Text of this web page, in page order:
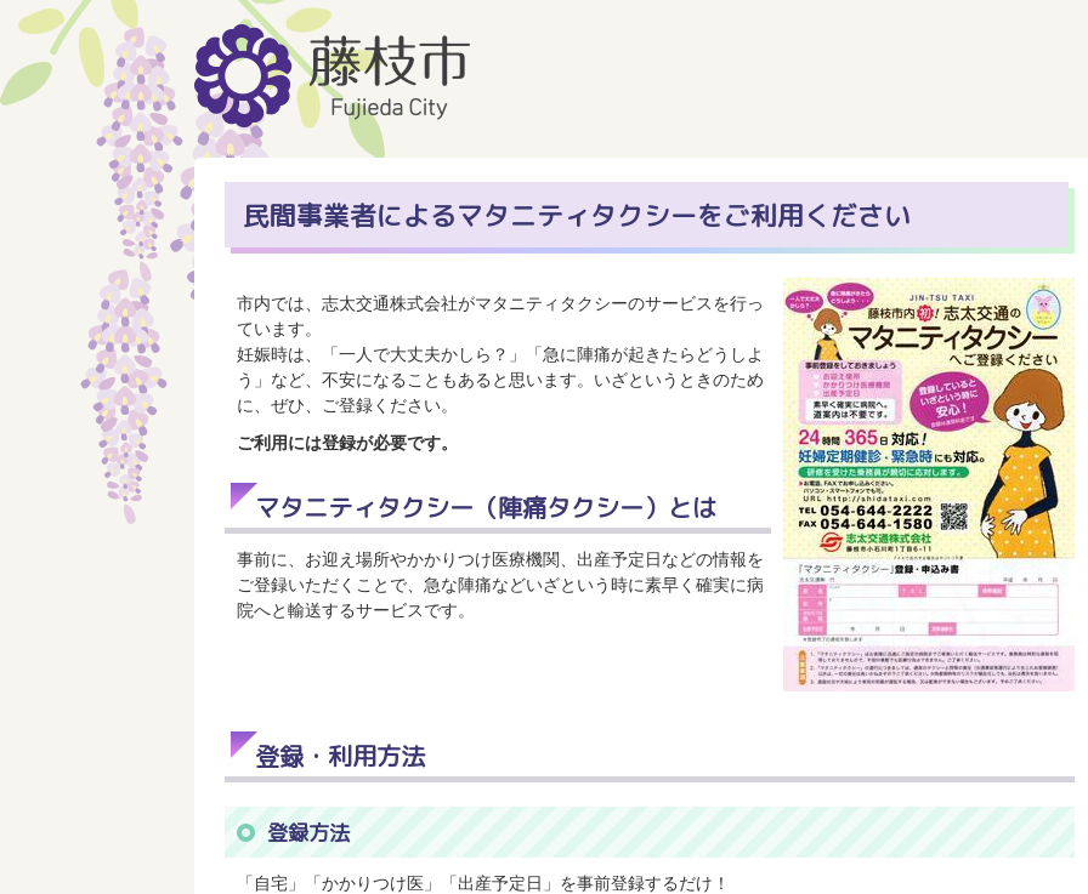
民間事業者によるマタニティタクシーをご利用ください
市内では、志太交通株式会社がマタニティタクシーのサービスを行っ
ています。
妊娠時は、「一人で大丈夫かしら？」「急に陣痛が起きたらどうしよ
う」など、不安になることもあると思います。いざというときのため
に、ぜひ、ご登録ください。
ご利用には登録が必要です。
マタニティタクシー（陣痛タクシー）とは
事前に、お迎え場所やかかりつけ医療機関、出産予定日などの情報を
ご登録いただくことで、急な陣痛などいざという時に素早く確実に病
院へと輸送するサービスです。
登録・利用方法
登録方法
「自宅」「かかりつけ医」「出産予定日」を事前登録するだけ！